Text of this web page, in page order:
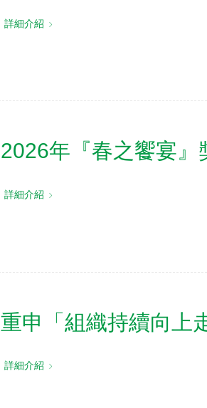
詳細介紹
2026年『春之饗宴』
詳細介紹
重申「組織持續向上
詳細介紹